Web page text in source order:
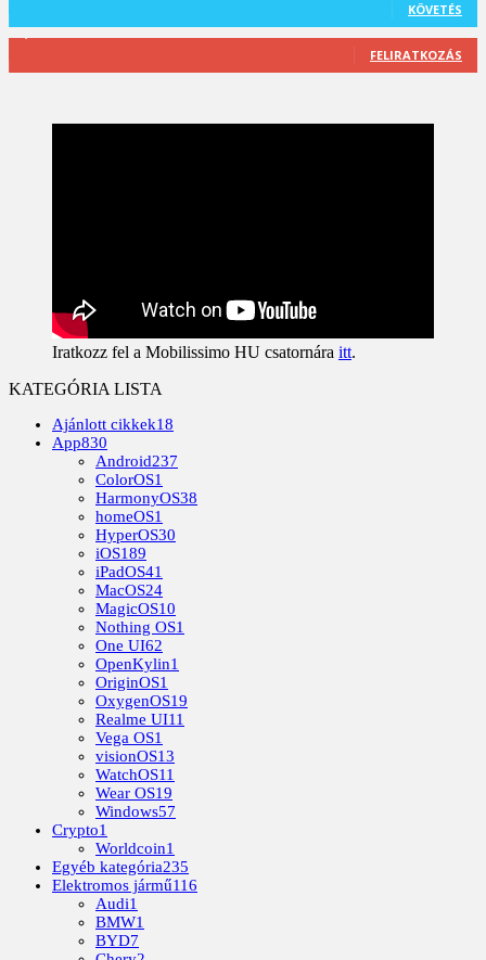
KÖVETÉS
FELIRATKOZÁS
Iratkozz fel a Mobilissimo HU csatornára itt.
KATEGÓRIA LISTA
Ajánlott cikkek18
App830
Android237
ColorOS1
HarmonyOS38
homeOS1
HyperOS30
iOS189
iPadOS41
MacOS24
MagicOS10
Nothing OS1
One UI62
OpenKylin1
OriginOS1
OxygenOS19
Realme UI11
Vega OS1
visionOS13
WatchOS11
Wear OS19
Windows57
Crypto1
Worldcoin1
Egyéb kategória235
Elektromos jármű116
Audi1
BMW1
BYD7